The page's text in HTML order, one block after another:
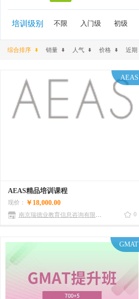
培训级别 不限 入门级 初级
综合排序 销量 人气 价格 近期
AEAS
AEAS精品培训课程
现价： ￥18,000.00
0
GMAT